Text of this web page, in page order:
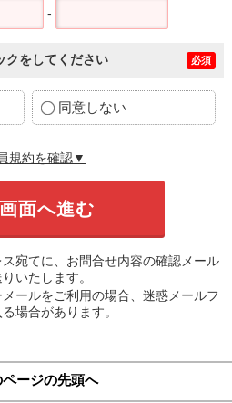
-
クをしてください 必須
同意しない
規約を確認▼
宛てに、お問合せ内容の確認メール
いたします。
ールをご利用の場合、迷惑メールフ
場合があります。
ページの先頭へ